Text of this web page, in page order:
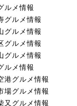
ルメ情報
グルメ情報
グルメ情報
グルメ情報
グルメ情報
ルメ情報
港グルメ情報
場グルメ情報
又グルメ情報